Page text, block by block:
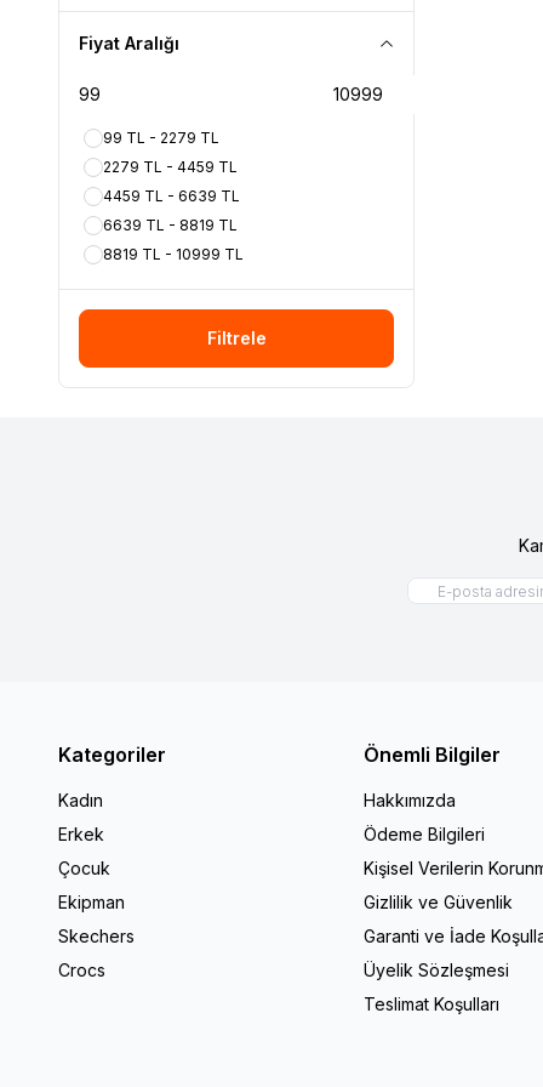
45 (2)
48-49(2)
Standart (74)
7(2)
XS(15)
S(21)
M(28)
L(20)
S/M(1)
Fiyat Aralığı
99 TL - 2279 TL
2279 TL - 4459 TL
4459 TL - 6639 TL
6639 TL - 8819 TL
8819 TL - 10999 TL
Filtrele
Kategoriler
Kadın
Erkek
Çocuk
Ekipman
Skechers
Crocs
Önemli Bilgiler
Hakkımızda
Ödeme Bilgileri
Kişisel Verilerin
Gizlilik ve Güvenlik
Garanti ve İade
Üyelik Sözleşmesi
Teslimat Koşulları